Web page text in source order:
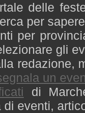
delle
per
per
gli
redazione,
un
di
eventi,